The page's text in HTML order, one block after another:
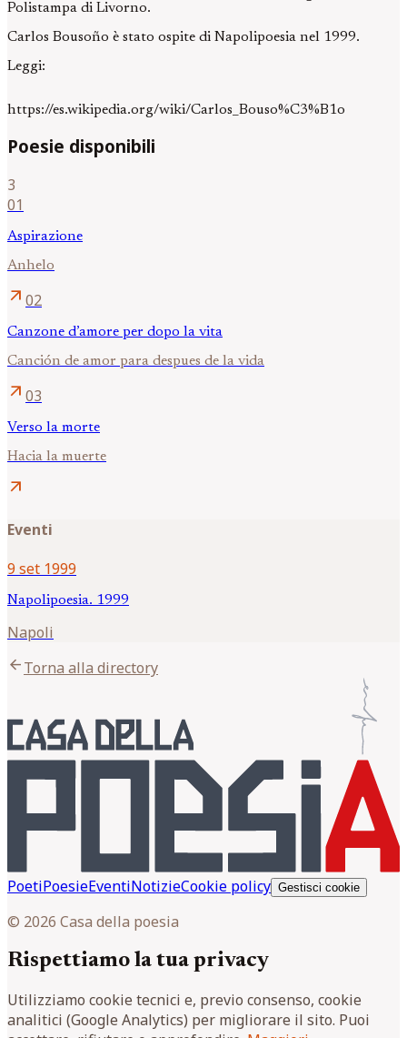
Polistampa di Livorno.
Carlos Bousoño è stato ospite di Napolipoesia nel 1999.
Leggi:
https://es.wikipedia.org/wiki/Carlos_Bouso%C3%B1o
Poesie disponibili
3
01
Aspirazione
Anhelo
arrow_outward 02
Canzone d’amore per dopo la vita
Canción de amor para despues de la vida
arrow_outward 03
Verso la morte
Hacia la muerte
arrow_outward
Eventi
9 set 1999
Napolipoesia. 1999
Napoli
arrow_backTorna alla directory
PoetiPoesieEventiNotizieCookie policy Gestisci cookie
© 2026 Casa della poesia
Rispettiamo la tua privacy
Utilizziamo cookie tecnici e, previo consenso, cookie
analitici (Google Analytics) per migliorare il sito. Puoi